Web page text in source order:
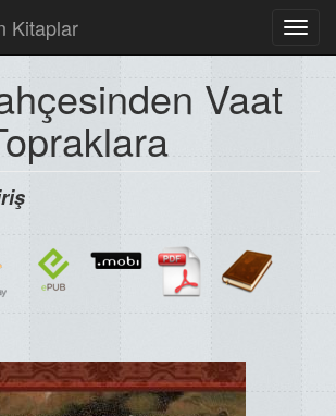
Kitaplar
Vaat